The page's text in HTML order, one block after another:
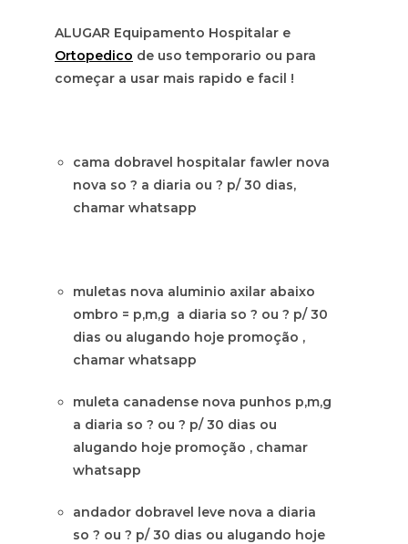
ALUGAR Equipamento Hospitalar e
Ortopedico de uso temporario ou para
começar a usar mais rapido e facil !
cama dobravel hospitalar fawler nova
nova so ? a diaria ou ? p/ 30 dias,
chamar whatsapp
muletas nova aluminio axilar abaixo
ombro = p,m,g a diaria so ? ou ? p/ 30
dias ou alugando hoje promoção ,
chamar whatsapp
muleta canadense nova punhos p,m,g
a diaria so ? ou ? p/ 30 dias ou
alugando hoje promoção , chamar
whatsapp
andador dobravel leve nova a diaria
so ? ou ? p/ 30 dias ou alugando hoje